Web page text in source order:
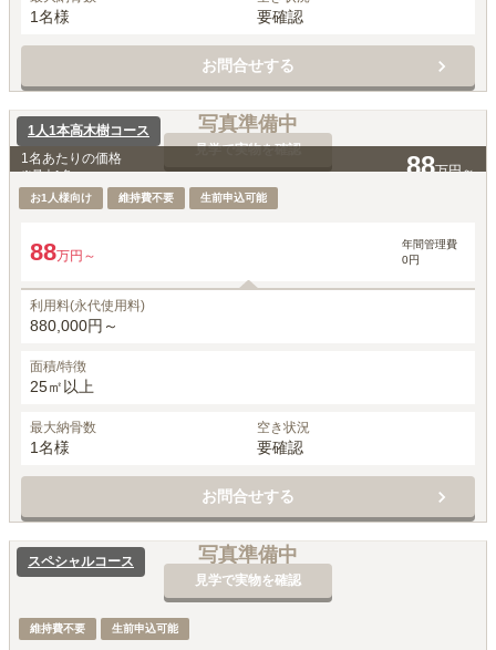
1名様 要確認
お問合せする
写真準備中
見学で実物を確認
1人1本高木樹コース
1名あたりの価格
※最大1名 88万円～
お1人様向け 維持費不要 生前申込可能
88万円～
年間管理費
0円
利用料(永代使用料)
880,000円～
面積/特徴
25㎡以上
最大納骨数
1名様
空き状況
要確認
お問合せする
写真準備中
見学で実物を確認
スペシャルコース
維持費不要 生前申込可能